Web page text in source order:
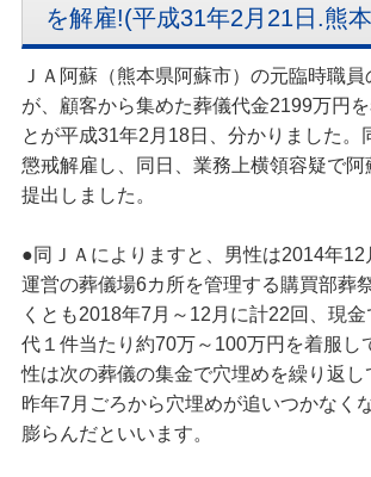
を解雇!(平成31年2月21日.熊本
ＪＡ阿蘇（熊本県阿蘇市）の元臨時職員
が、顧客から集めた葬儀代金2199万円
とが平成31年2月18日、分かりました。
懲戒解雇し、同日、業務上横領容疑で阿
提出しました。
●同ＪＡによりますと、男性は2014年12
運営の葬儀場6カ所を管理する購買部葬
くとも2018年7月～12月に計22回、現
代１件当たり約70万～100万円を着服し
性は次の葬儀の集金で穴埋めを繰り返し
昨年7月ごろから穴埋めが追いつかなく
膨らんだといいます。